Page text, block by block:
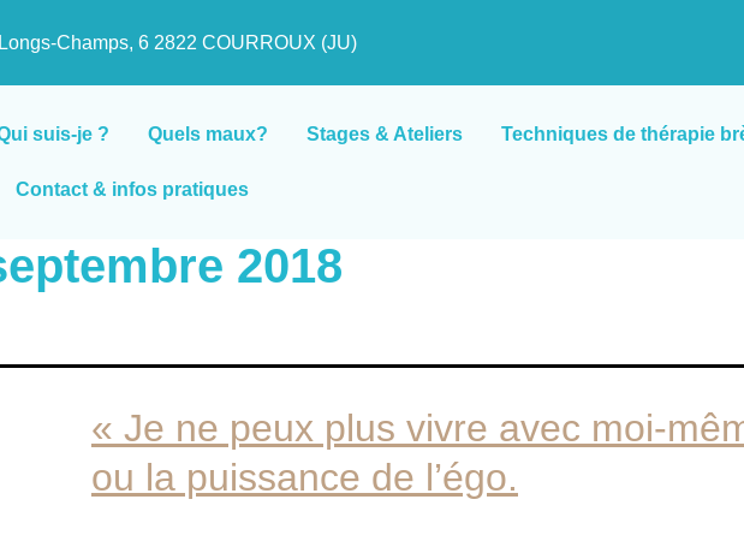
Champs, 6 2822 COURROUX (JU)
suis-je ? Quels maux? Stages & Ateliers Techniques de thérapie
Contact & infos pratiques
2018
« Je ne peux plus vivre avec moi-
ou la puissance de l’égo.